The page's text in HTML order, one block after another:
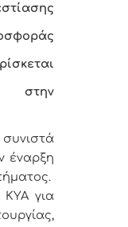
στην
έναρξη
για